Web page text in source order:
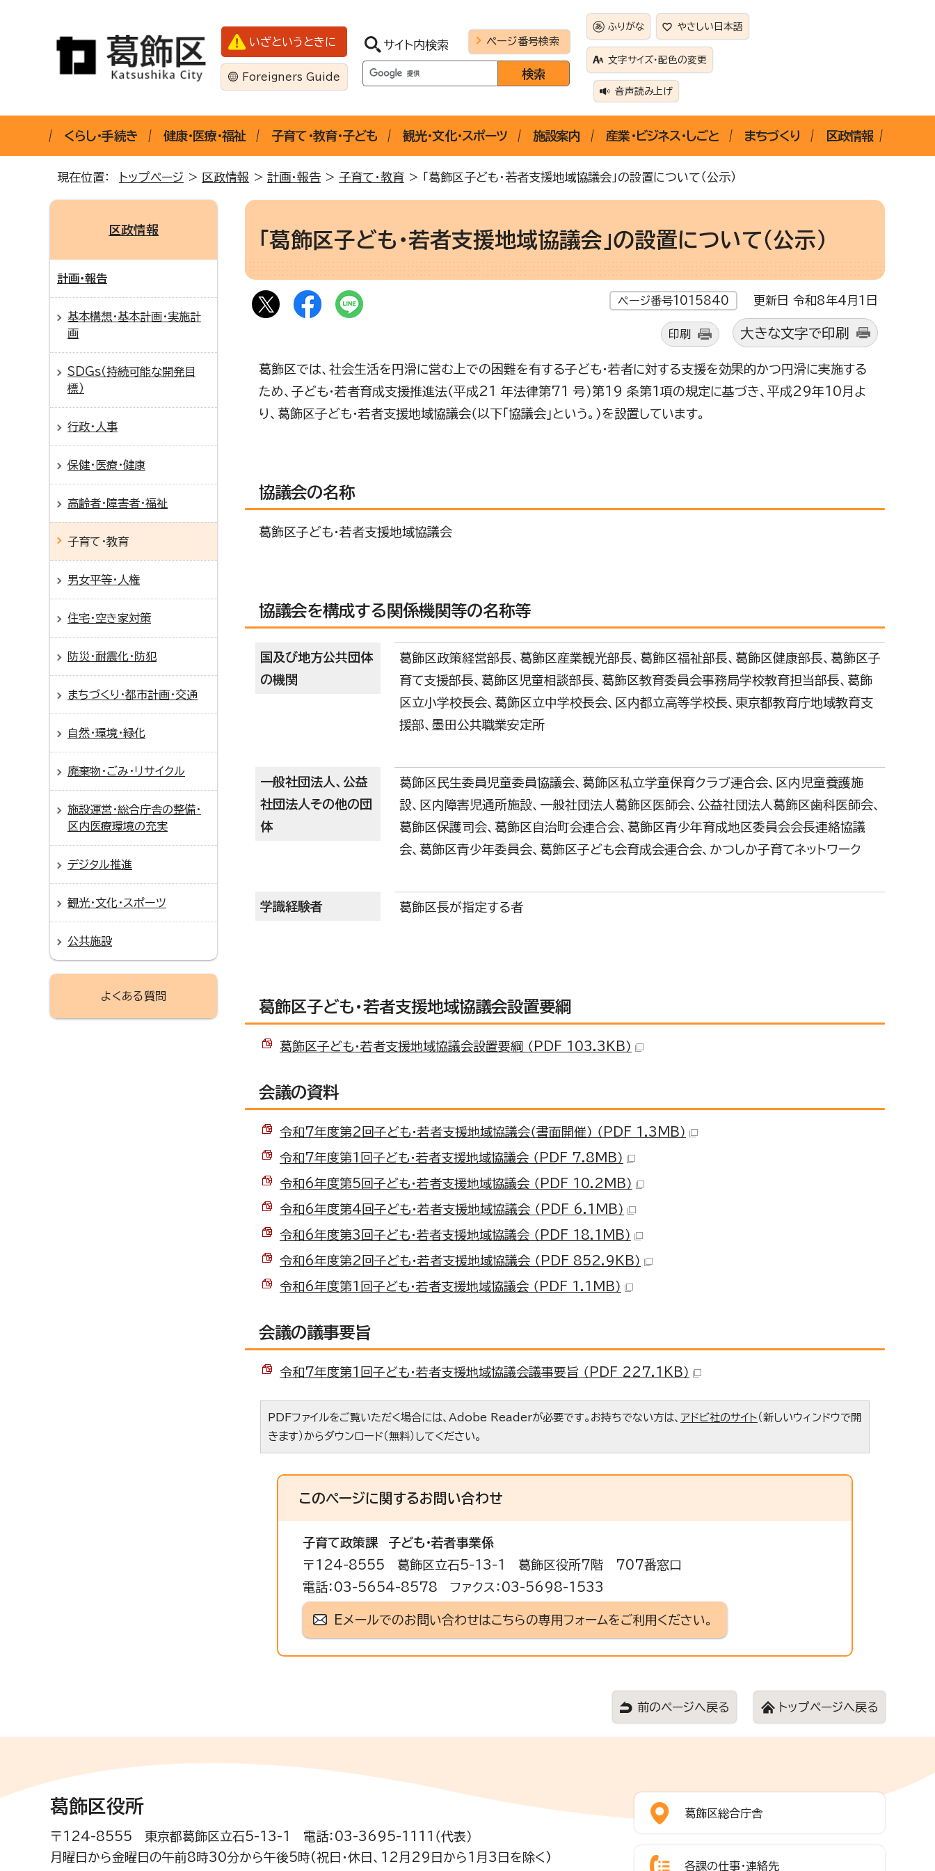
いざというときに
Foreigners Guide
サイト内検索 ページ番号検索
ふりがな やさしい日本語
文字サイズ・配色の変更
音声読み上げ
くらし・手続き 健康・医療・福祉 子育て・教育・子ども 観光・文化・スポーツ 施設案内 産業・ビジネス・しごと まちづくり 区政情報
現在位置： トップページ > 区政情報 > 計画・報告 > 子育て・教育 > 「葛飾区子ども・若者支援地域協議会」の設置について（公示）
「葛飾区子ども・若者支援地域協議会」の設置について（公示）
ページ番号1015840 更新日 令和8年4月1日
印刷 大きな文字で印刷
葛飾区では、社会生活を円滑に営む上での困難を有する子ども・若者に対する支援を効果的かつ円滑に実施する
ため、子ども・若者育成支援推進法（平成21 年法律第71 号）第19 条第1項の規定に基づき、平成29年10月よ
り、葛飾区子ども・若者支援地域協議会（以下「協議会」という。）を設置しています。
協議会の名称
葛飾区子ども・若者支援地域協議会
協議会を構成する関係機関等の名称等
国及び地方公共団体
の機関
葛飾区政策経営部長、葛飾区産業観光部長、葛飾区福祉部長、葛飾区健康部長、葛飾区子
育て支援部長、葛飾区児童相談部長、葛飾区教育委員会事務局学校教育担当部長、葛飾
区立小学校長会、葛飾区立中学校長会、区内都立高等学校長、東京都教育庁地域教育支
援部、墨田公共職業安定所
一般社団法人、公益
社団法人その他の団
体
葛飾区民生委員児童委員協議会、葛飾区私立学童保育クラブ連合会、区内児童養護施
設、区内障害児通所施設、一般社団法人葛飾区医師会、公益社団法人葛飾区歯科医師会、
葛飾区保護司会、葛飾区自治町会連合会、葛飾区青少年育成地区委員会会長連絡協議
会、葛飾区青少年委員会、葛飾区子ども会育成会連合会、かつしか子育てネットワーク
学識経験者 葛飾区長が指定する者
葛飾区子ども・若者支援地域協議会設置要綱
葛飾区子ども・若者支援地域協議会設置要綱 （PDF 103.3KB）
会議の資料
令和7年度第2回子ども・若者支援地域協議会（書面開催） （PDF 1.3MB）
令和7年度第1回子ども・若者支援地域協議会 （PDF 7.8MB）
令和6年度第5回子ども・若者支援地域協議会 （PDF 10.2MB）
令和6年度第4回子ども・若者支援地域協議会 （PDF 6.1MB）
令和6年度第3回子ども・若者支援地域協議会 （PDF 18.1MB）
令和6年度第2回子ども・若者支援地域協議会 （PDF 852.9KB）
令和6年度第1回子ども・若者支援地域協議会 （PDF 1.1MB）
会議の議事要旨
令和7年度第1回子ども・若者支援地域協議会議事要旨 （PDF 227.1KB）
PDFファイルをご覧いただく場合には、Adobe Readerが必要です。お持ちでない方は、 アドビ社のサイト（新しいウィンドウで開
きます）からダウンロード（無料）してください。
このページに関するお問い合わせ
子育て政策課
子ども・若者事業係
〒124-8555 葛飾区立石5-13-1 葛飾区役所7階 707番窓口
電話：03-5654-8578 ファクス：03-5698-1533
Eメールでのお問い合わせはこちらの専用フォームをご利用ください。
区政情報
計画・報告
基本構想・基本計画・実施計
画
SDGs（持続可能な開発目
標）
行政・人事
保健・医療・健康
高齢者・障害者・福祉
子育て・教育
男女平等・人権
住宅・空き家対策
防災・耐震化・防犯
まちづくり・都市計画・交通
自然・環境・緑化
廃棄物・ごみ・リサイクル
施設運営・総合庁舎の整備・
区内医療環境の充実
デジタル推進
観光・文化・スポーツ
公共施設
よくある質問
前のページへ戻る トップページへ戻る
葛飾区役所
〒124-8555 東京都葛飾区立石5-13-1 電話：03-3695-1111（代表）
月曜日から金曜日の午前8時30分から午後5時(祝日・休日、12月29日から1月3日を除く)
葛飾区総合庁舎
各課の仕事・連絡先